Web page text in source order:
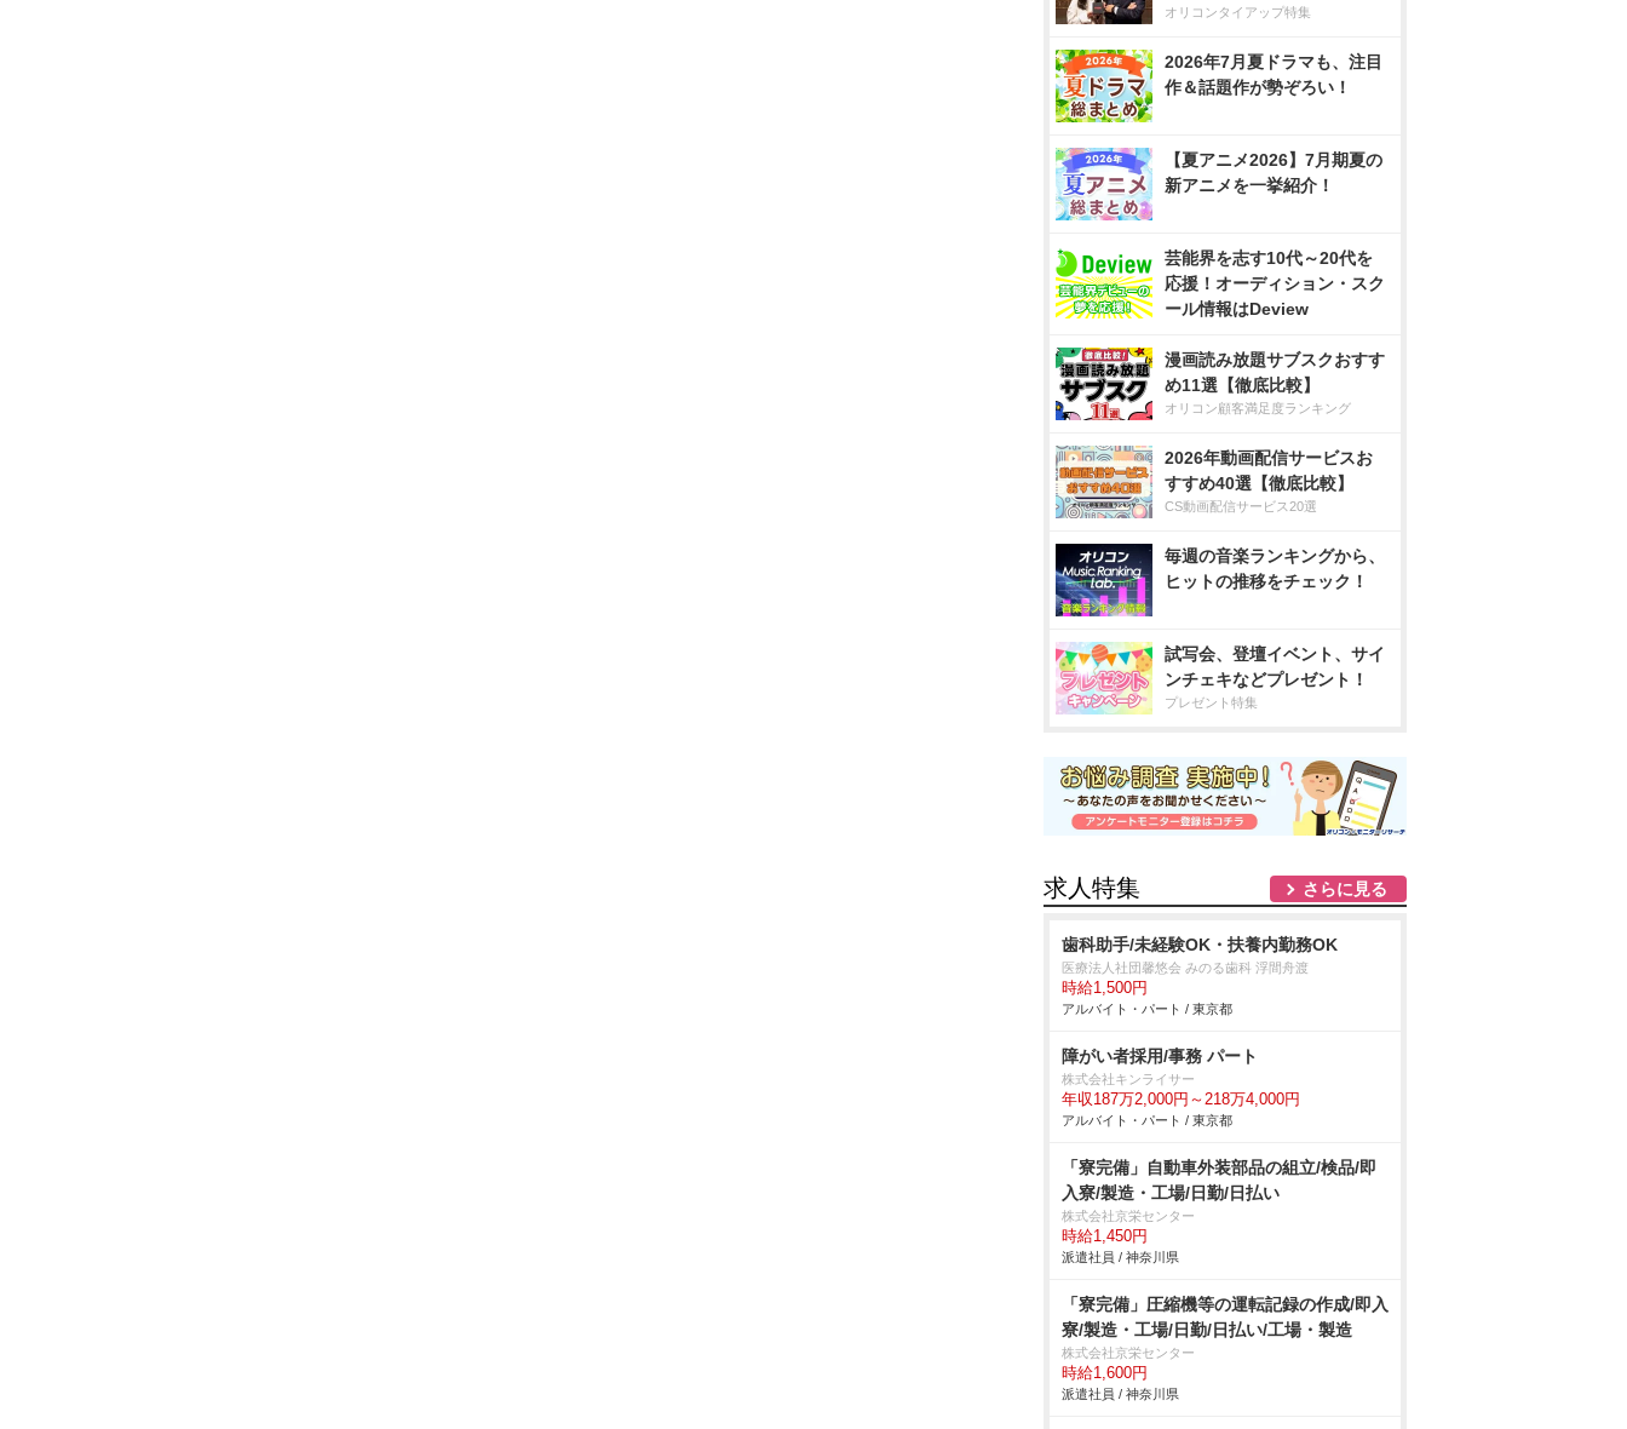
オリコンタイアップ特集
2026年7月夏ドラマも、注目
作＆話題作が勢ぞろい！
【夏アニメ2026】7月期夏の
新アニメを一挙紹介！
芸能界を志す10代～20代を
応援！オーディション・スク
ール情報はDeview
漫画読み放題サブスクおすす
め11選【徹底比較】
オリコン顧客満足度ランキング
2026年動画配信サービスお
すすめ40選【徹底比較】
CS動画配信サービス20選
毎週の音楽ランキングから、
ヒットの推移をチェック！
試写会、登壇イベント、サイ
ンチェキなどプレゼント！
プレゼント特集
求人特集 さらに見る
歯科助手/未経験OK・扶養内勤務OK
医療法人社団馨悠会 みのる歯科 浮間舟渡
時給1,500円
アルバイト・パート / 東京都
障がい者採用/事務 パート
株式会社キンライサー
年収187万2,000円～218万4,000円
アルバイト・パート / 東京都
「寮完備」自動車外装部品の組立/検品/即
入寮/製造・工場/日勤/日払い
株式会社京栄センター
時給1,450円
派遣社員 / 神奈川県
「寮完備」圧縮機等の運転記録の作成/即入
寮/製造・工場/日勤/日払い/工場・製造
株式会社京栄センター
時給1,600円
派遣社員 / 神奈川県